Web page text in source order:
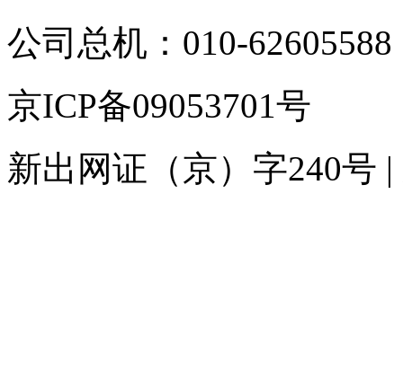
公司总机：010-
京ICP备09053701号
新出网证（京）字240号